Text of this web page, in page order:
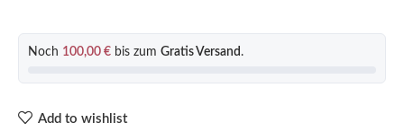
Noch 100,00 € bis zum Gratis Versand .
Add to wishlist